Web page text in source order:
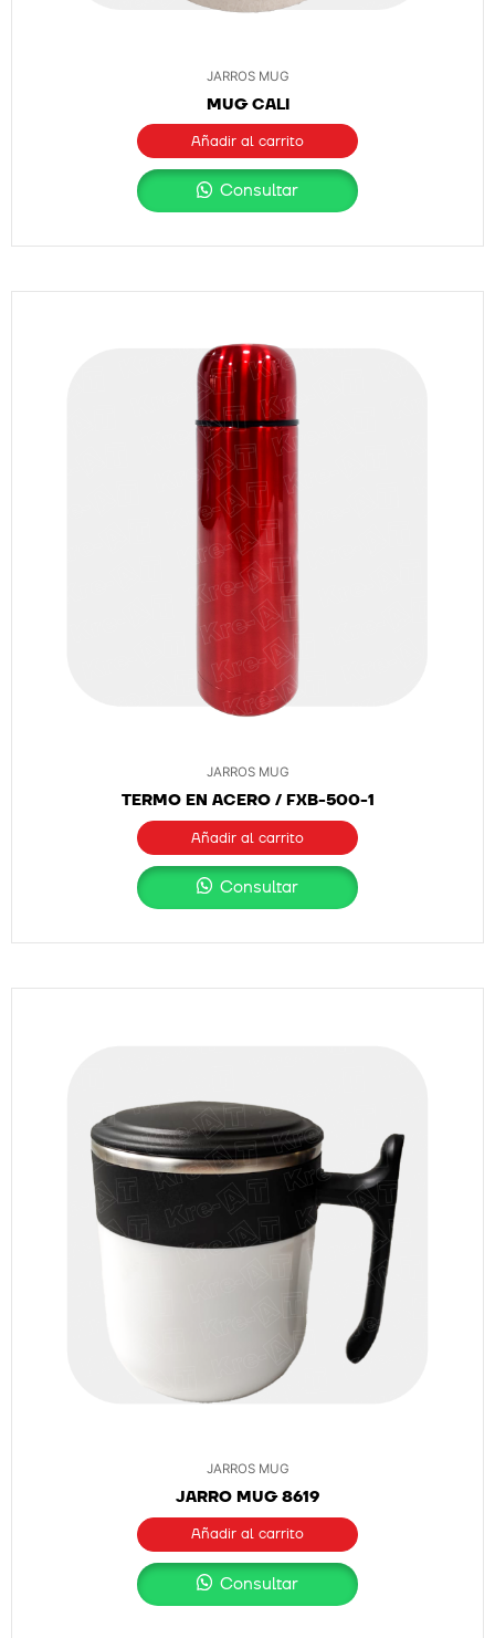
JARROS MUG
MUG CALI
Añadir al carrito
Consultar
JARROS MUG
TERMO EN ACERO / FXB-500-1
Añadir al carrito
Consultar
JARROS MUG
JARRO MUG 8619
Añadir al carrito
Consultar